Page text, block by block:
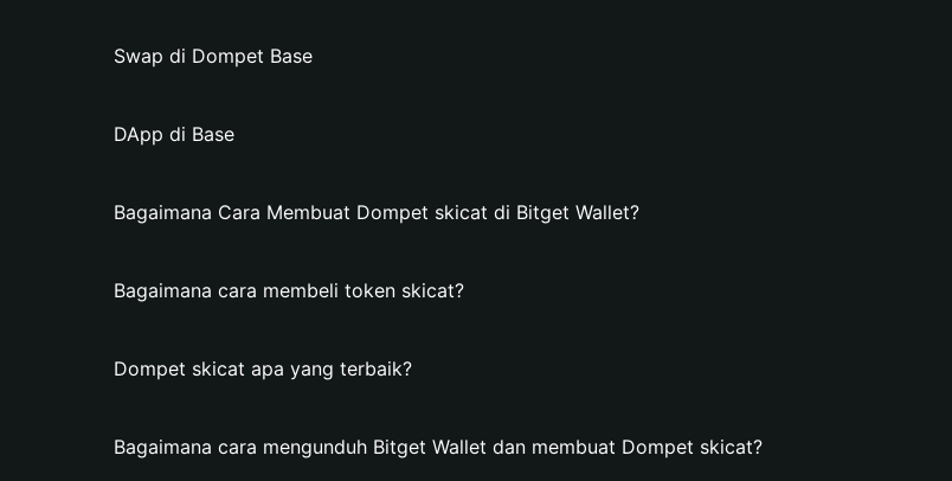
Swap di Dompet Base
DApp di Base
Bagaimana Cara Membuat Dompet skicat di Bitget Wallet?
Bagaimana cara membeli token skicat?
Dompet skicat apa yang terbaik?
Bagaimana cara mengunduh Bitget Wallet dan membuat Dompet skicat?